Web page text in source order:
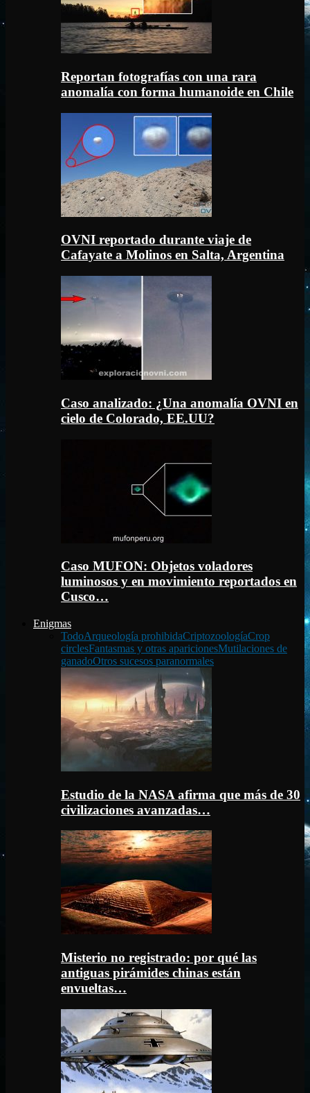
Reportan fotografías con una rara
anomalía con forma humanoide en Chile
OVNI reportado durante viaje de
Cafayate a Molinos en Salta, Argentina
Caso analizado: ¿Una anomalía OVNI en
cielo de Colorado, EE.UU?
Caso MUFON: Objetos voladores
luminosos y en movimiento reportados en
Cusco…
Enigmas
TodoArqueología prohibidaCriptozoologíaCrop
circlesFantasmas y otras aparicionesMutilaciones de
ganadoOtros sucesos paranormales
Estudio de la NASA afirma que más de 30
civilizaciones avanzadas…
Misterio no registrado: por qué las
antiguas pirámides chinas están
envueltas…